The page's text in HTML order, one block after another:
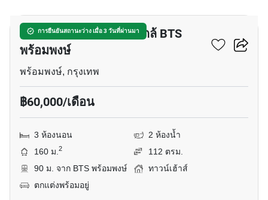
การยืนยันสถานะว่าง เมื่อ 3 วันที่ผ่านมา
ทาวน์เฮ้าส์ 3-ห้องนอน ใกล้ BTS
พร้อมพงษ์
พร้อมพงษ์, กรุงเทพ
฿60,000/เดือน
3 ห้องนอน
2 ห้องน้ำ
160 ม.2
112 ตรม.
90 ม. จาก BTS พร้อมพงษ์
ทาวน์เฮ้าส์
ตกแต่งพร้อมอยู่